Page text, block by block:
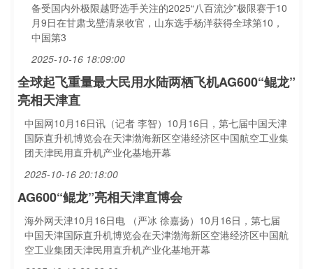
备受国内外极限越野选手关注的2025“八百流沙”极限赛于10
月9日在甘肃戈壁清泉收官，山东选手杨洋获得全球第10，
中国第3
2025-10-16 18:09:00
全球起飞重量最大民用水陆两栖飞机AG600“鲲龙”
亮相天津直
中国网10月16日讯（记者 李智）10月16日，第七届中国天津
国际直升机博览会在天津渤海新区空港经济区中国航空工业集
团天津民用直升机产业化基地开幕
2025-10-16 20:18:00
AG600“鲲龙”亮相天津直博会
海外网天津10月16日电 （严冰 徐嘉扬）10月16日，第七届
中国天津国际直升机博览会在天津渤海新区空港经济区中国航
空工业集团天津民用直升机产业化基地开幕